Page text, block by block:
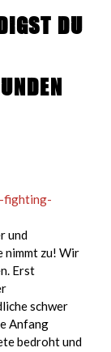
du
fighting-
und
nimmt zu! Wir
Erst
schwer
Anfang
bedroht und